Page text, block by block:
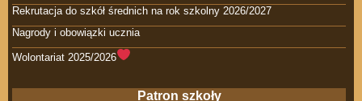
Rekrutacja do szkół średnich na rok szkolny 2026/2027
Nagrody i obowiązki ucznia
Wolontariat 2025/2026
Patron szkoły